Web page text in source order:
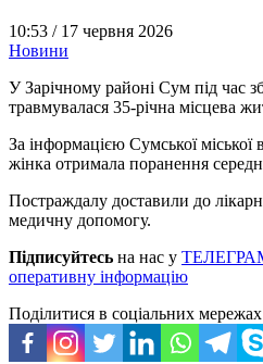
10:53 / 17 червня 2026
Новини
У Зарічному районі Сум під час
травмувалася 35-річна місцева
За інформацією Сумської міської
жінка отримала поранення
Постраждалу доставили до
медичну допомогу.
Підписуйтесь на нас у
оперативну інформацію
Поділитися в соціальних мережах